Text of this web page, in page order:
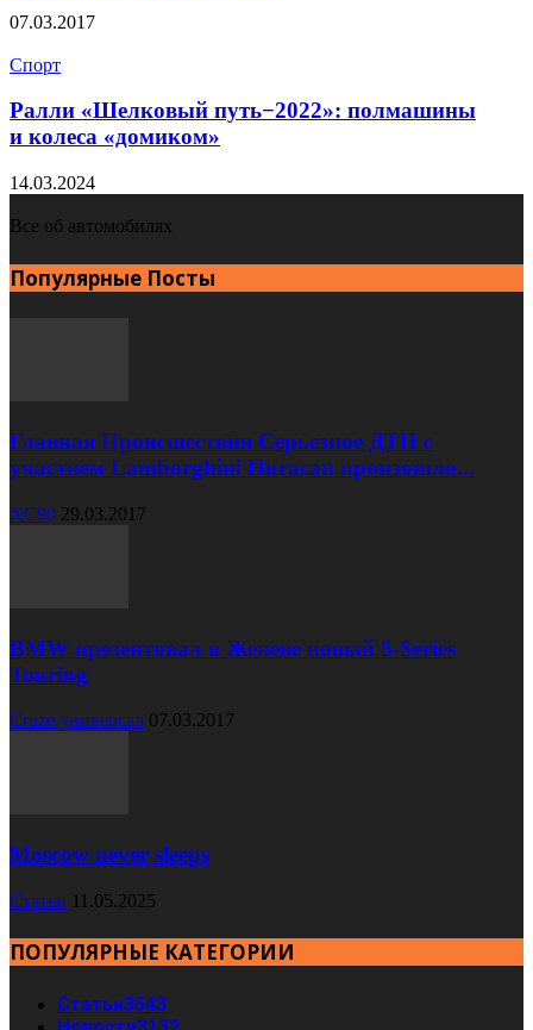
07.03.2017
Спорт
Ралли «Шелковый путь−2022»: полмашины
и колеса «домиком»
14.03.2024
Все об автомобилях
Популярные Посты
Главная Происшествия Серьезное ДТП с
участием Lamborghini Huracan произошло...
XC90 29.03.2017
BMW презентовал в Женеве новый 5-Series
Touring
Cruze универсал 07.03.2017
Moscow never sleeps
Статьи 11.05.2025
ПОПУЛЯРНЫЕ КАТЕГОРИИ
Статьи3543